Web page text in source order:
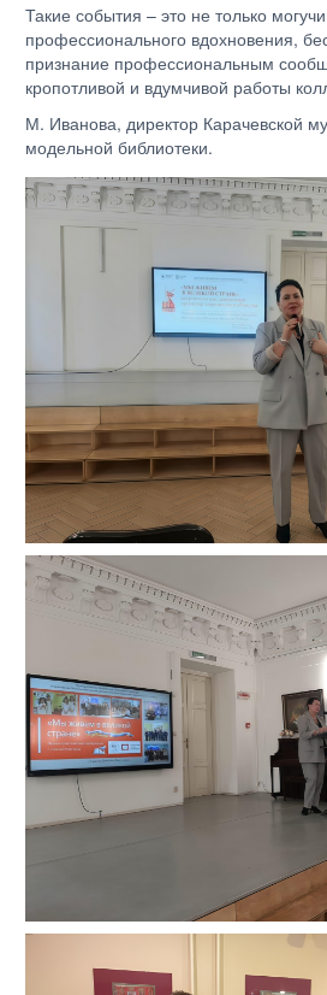
Такие события – это не только
профессионального вдохновения,
признание профессиональным
кропотливой и вдумчивой работы
М. Иванова, директор Карачевской
модельной библиотеки.